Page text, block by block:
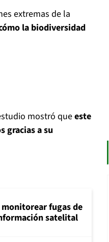
extremas de la
la biodiversidad
mostró queeste
gracias a su
fugas de
satelital